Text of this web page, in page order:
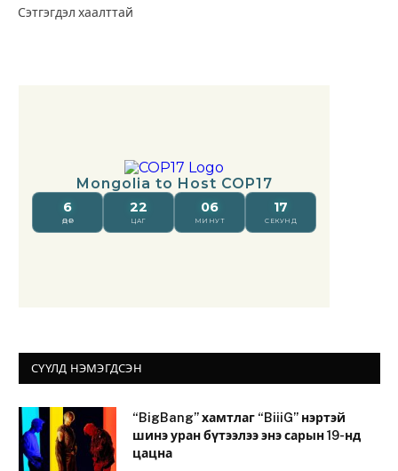
Сэтгэгдэл хаалттай
СҮҮЛД НЭМЭГДСЭН
“BigBang” хамтлаг “BiiiG” нэртэй
шинэ уран бүтээлээ энэ сарын 19-нд
цацна